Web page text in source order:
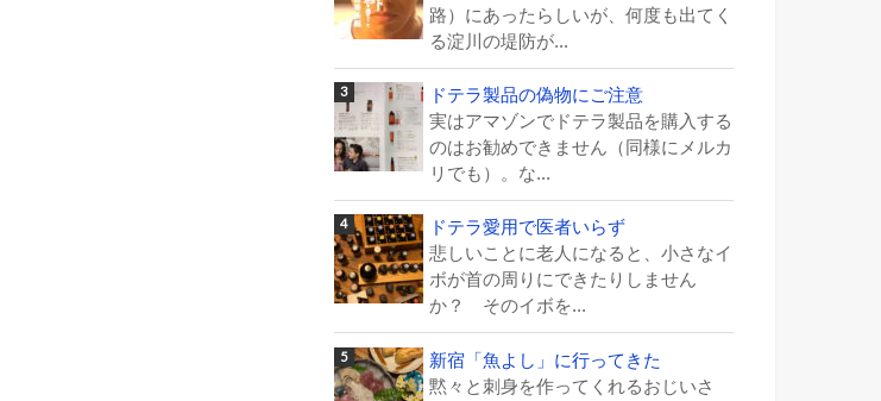
路）にあったらしいが、何度も出てく
る淀川の堤防が...
ドテラ製品の偽物にご注意
実はアマゾンでドテラ製品を購入する
のはお勧めできません（同様にメルカ
リでも）。な...
ドテラ愛用で医者いらず
悲しいことに老人になると、小さなイ
ボが首の周りにできたりしません
か？ そのイボを...
新宿「魚よし」に行ってきた
黙々と刺身を作ってくれるおじいさ